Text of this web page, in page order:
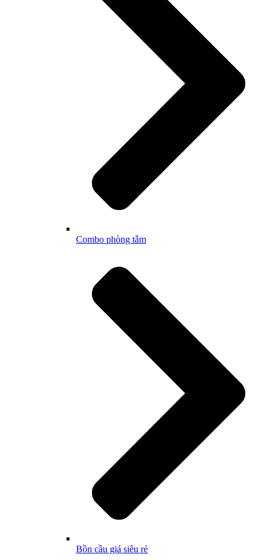
Combo phòng tắm
Bồn cầu giá siêu rẻ